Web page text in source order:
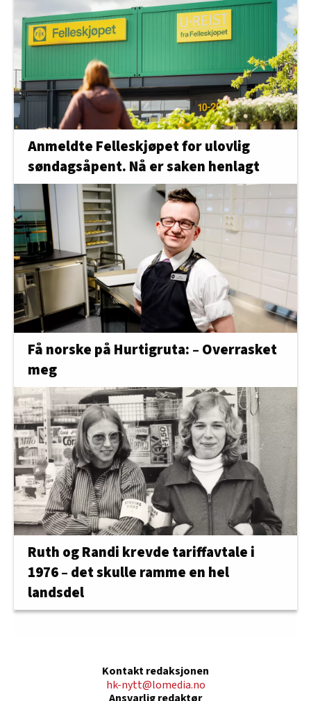
Anmeldte Felleskjøpet for ulovlig
søndagsåpent. Nå er saken henlagt
Få norske på Hurtigruta: – Overrasket
meg
Ruth og Randi krevde tariffavtale i
1976 – det skulle ramme en hel
landsdel
Kontakt redaksjonen
hk-nytt@lomedia.no